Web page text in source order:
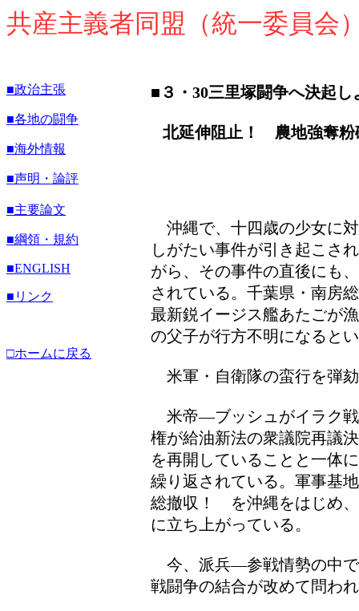
共産主義者同盟（統一委員会
■政治主張
■各地の闘争
■海外情報
■声明・論評
■主要論文
■綱領・規約
■ENGLISH
■リンク
□ホームに戻る
■３・30三里塚闘争へ決起し
北延伸阻止！ 農地強奪粉
沖縄で、十四歳の少女に
しがたい事件が引き起こさ
がら、その事件の直後にも
されている。千葉県・南房
最新鋭イージス艦あたごが
の父子が行方不明になると
米軍・自衛隊の蛮行を弾
米帝―ブッシュがイラク
権が給油新法の衆議院再議
を再開していることと一体
繰り返されている。軍事基
総撤収！ を沖縄をはじめ
に立ち上がっている。
今、派兵―参戦情勢の中
戦闘争の結合が改めて問わ